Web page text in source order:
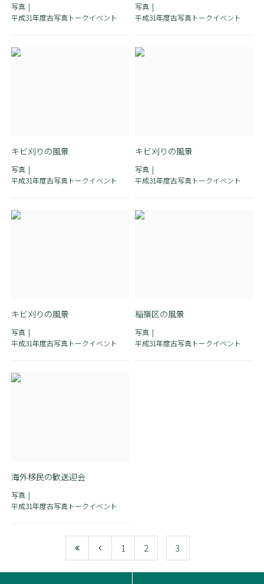
写真
平成31年度古写真トークイベント
写真
平成31年度古写真トークイベント
キビ刈りの風景
写真
平成31年度古写真トークイベント
キビ刈りの風景
写真
平成31年度古写真トークイベント
キビ刈りの風景
写真
平成31年度古写真トークイベント
稲嶺区の風景
写真
平成31年度古写真トークイベント
海外移民の歓送迎会
写真
平成31年度古写真トークイベント
1 2 3